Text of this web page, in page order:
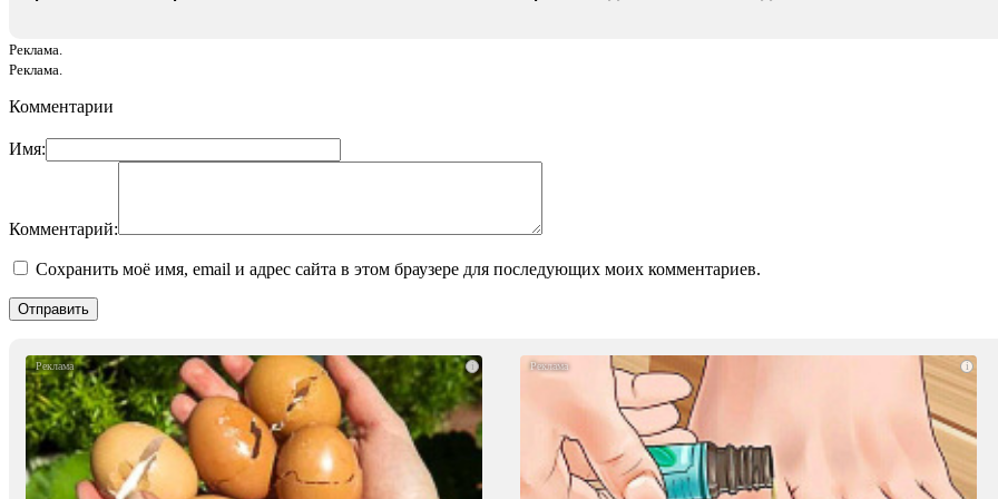
Реклама.
Реклама.
Комментарии
Имя:
Комментарий:
Сохранить моё имя, email и адрес сайта в этом браузере для последующих моих комментариев.
i i